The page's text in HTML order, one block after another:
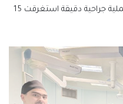
الطبية للحرس الوطني بالرياض، بعد عملية جراحية دقيقة استغرقت 15